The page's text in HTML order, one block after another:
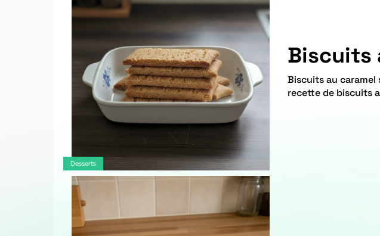
Desserts
Biscuits
Biscuits au caramel sans gluten faciles Hello
recette de biscuits